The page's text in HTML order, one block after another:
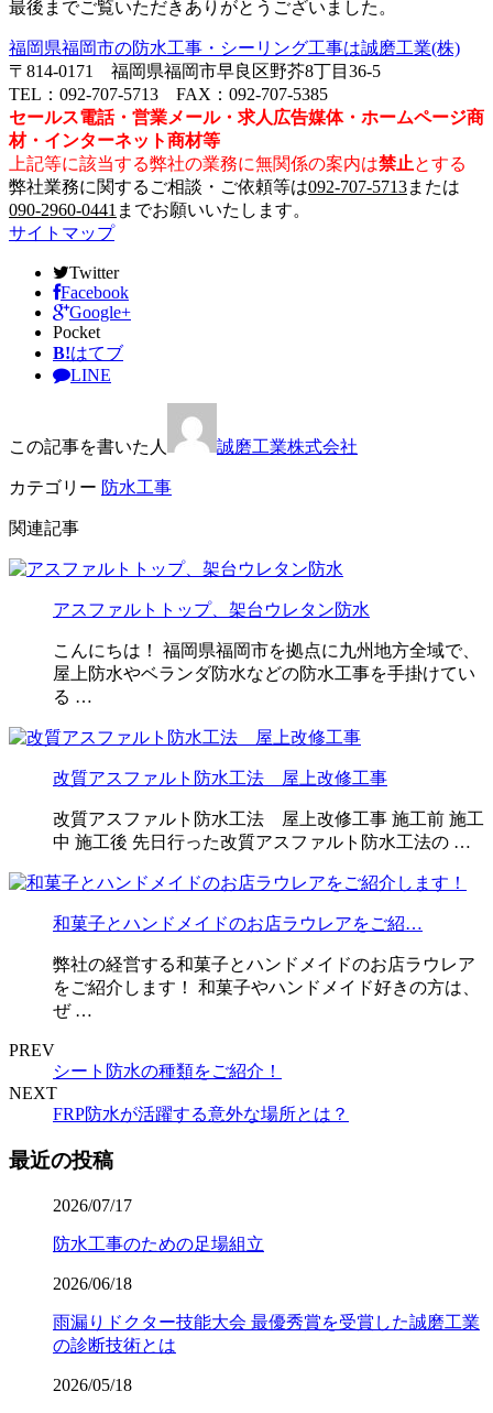
最後までご覧いただきありがとうございました。
福岡県福岡市の防水工事・シーリング工事は誠磨工業(株)
〒814-0171 福岡県福岡市早良区野芥8丁目36-5
TEL：092-707-5713 FAX：092-707-5385
セールス電話・営業メール・求人広告媒体・ホームページ商
材・インターネット商材等
上記等に該当する弊社の業務に無関係の案内は禁止とする
弊社業務に関するご相談・ご依頼等は092-707-5713または
090-2960-0441 までお願いいたします。
サイトマップ
Twitter
Facebook
Google+
Pocket
B!はてブ
LINE
この記事を書いた人 誠磨工業株式会社
カテゴリー 防水工事
関連記事
アスファルトトップ、架台ウレタン防水
こんにちは！ 福岡県福岡市を拠点に九州地方全域で、
屋上防水やベランダ防水などの防水工事を手掛けてい
る …
改質アスファルト防水工法 屋上改修工事
改質アスファルト防水工法 屋上改修工事 施工前 施工
中 施工後 先日行った改質アスファルト防水工法の …
和菓子とハンドメイドのお店ラウレアをご紹…
弊社の経営する和菓子とハンドメイドのお店ラウレア
をご紹介します！ 和菓子やハンドメイド好きの方は、
ぜ …
PREV
シート防水の種類をご紹介！
NEXT
FRP防水が活躍する意外な場所とは？
最近の投稿
2026/07/17
防水工事のための足場組立
2026/06/18
雨漏りドクター技能大会 最優秀賞を受賞した誠磨工業
の診断技術とは
2026/05/18